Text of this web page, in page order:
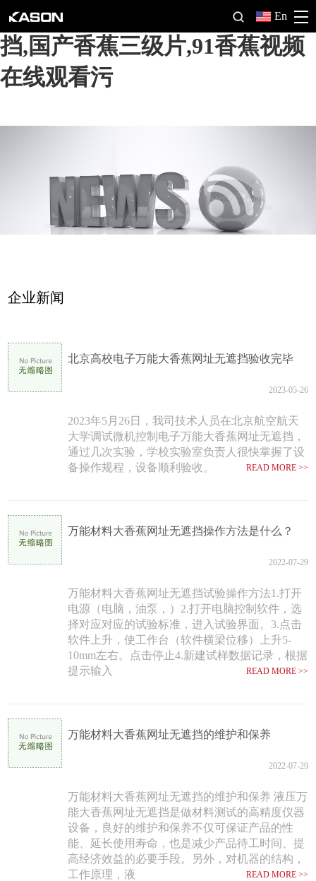
大香蕉免费看,大香蕉网址无遮
挡,国产香蕉三级片,91香蕉视频
在线观看污
En
企业新闻
北京高校电子万能大香蕉网址无遮挡验收完毕
2023-05-26
2023年5月26日，我司技术人员在北京航空航天
大学调试微机控制电子万能大香蕉网址无遮挡，
通过几次实验，学校实验室负责人很快掌握了设
备操作规程，设备顺利验收。
READ MORE >>
万能材料大香蕉网址无遮挡操作方法是什么？
2022-07-29
万能材料大香蕉网址无遮挡试验操作方法1.打开
电源（电脑，油泵，）2.打开电脑控制软件，选
择对应对应的试验标准，进入试验界面。3.点击
软件上升，使工作台（软件横梁位移）上升5-
10mm左右。点击停止4.新建试样数据记录，根据
提示输入
READ MORE >>
万能材料大香蕉网址无遮挡的维护和保养
2022-07-29
万能材料大香蕉网址无遮挡的维护和保养 液压万
能大香蕉网址无遮挡是做材料测试的高精度仪器
设备，良好的维护和保养不仅可保证产品的性
能、延长使用寿命，也是减少产品待工时间、提
高经济效益的必要手段。另外，对机器的结构，
工作原理，液
READ MORE >>